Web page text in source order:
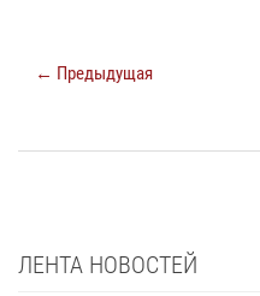
← Предыдущая
ЛЕНТА НОВОСТЕЙ